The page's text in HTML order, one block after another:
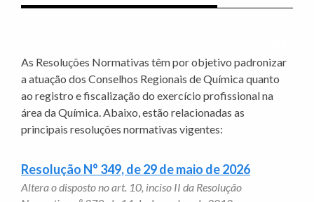
As Resoluções Normativas têm por objetivo padronizar
a atuação dos Conselhos Regionais de Química quanto
ao registro e fiscalização do exercício profissional na
área da Química. Abaixo, estão relacionadas as
principais resoluções normativas vigentes:
Resolução N° 349, de 29 de maio de 2026
Altera o disposto no art. 10, inciso II da Resolução